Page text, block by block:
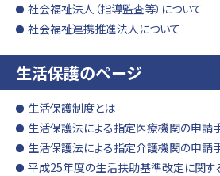
社会福祉法人（指導監査等）について
社会福祉連携推進法人について
生活保護のページ
生活保護制度とは
生活保護法による指定医療機関の申請
生活保護法による指定介護機関の申請
平成25年度の生活扶助基準改定に関す